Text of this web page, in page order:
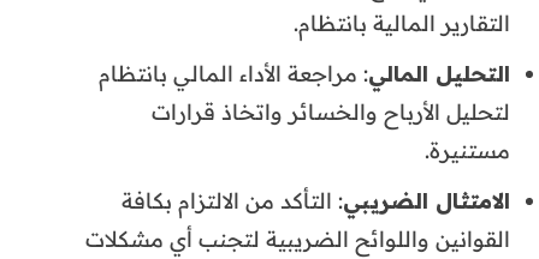
التقارير المالية بانتظام.
التحليل المالي: مراجعة الأداء المالي بانتظام
لتحليل الأرباح والخسائر واتخاذ قرارات
مستنيرة.
الامتثال الضريبي: التأكد من الالتزام بكافة
القوانين واللوائح الضريبية لتجنب أي مشكلات